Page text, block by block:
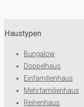
Haustypen
Bungalow
Doppelhaus
Einfamilienhaus
Mehrfamilienhaus
Reihenhaus